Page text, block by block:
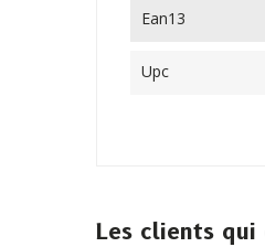
Ean13
Upc
Les clients